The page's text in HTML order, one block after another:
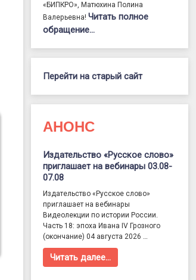
«БИПКРО», Матюхина Полина
Валерьевна!Читать полное
обращение…
Перейти на старый сайт
АНОНС
Издательство «Русское слово»
приглашает на вебинары 03.08-
07.08
Издательство «Русское слово»
приглашает на вебинары
Видеолекции по истории России.
Часть 18: эпоха Ивана IV Грозного
(окончание) 04 августа 2026 …
Читать далее…